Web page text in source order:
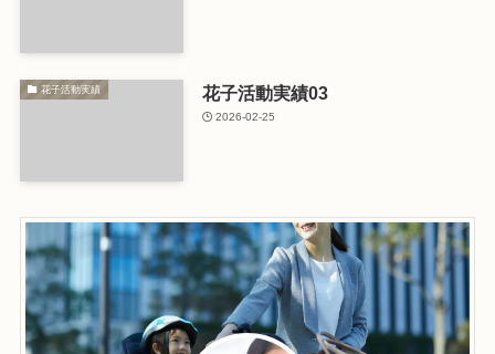
花子活動実績 花子活動実績03
2026-02-25